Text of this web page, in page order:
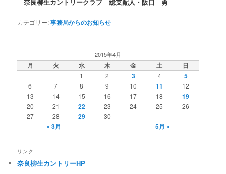
カテゴリー:事務局からのお知らせ
2015年4月
月 火 水 木 金 土 日
1 2 3 4 5
6 7 8 9 10 11
12
13
14 15 16 17 18 19
20 21 22 23 24 25
26
27
28 29 30
« 3月 5月 »
リンク
奈良柳生カントリーHP